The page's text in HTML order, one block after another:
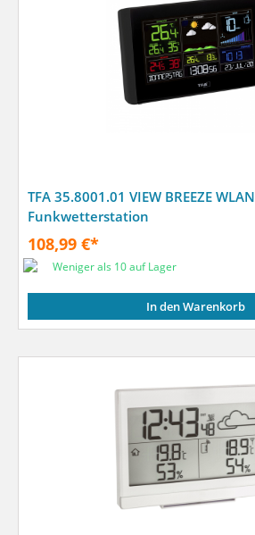
TFA 35.8001.01 VIEW BREEZE WLAN
Funkwetterstation
108,99 €*
Weniger als 10 auf Lager
In den Warenkorb